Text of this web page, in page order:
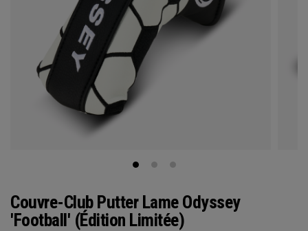
Couvre-Club Putter Lame Odyssey
'Football' (Édition Limitée)